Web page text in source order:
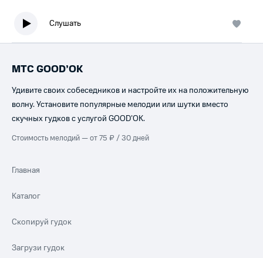
Слушать
МТС GOOD’OK
Удивите своих собеседников и настройте их на положительную
волну. Установите популярные мелодии или шутки вместо
скучных гудков с услугой GOOD’OK.
Стоимость мелодий — от 75 ₽ / 30 дней
Главная
Каталог
Скопируй гудок
Загрузи гудок